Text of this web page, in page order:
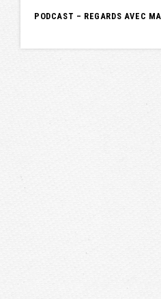
PODCAST – REGARDS AVEC